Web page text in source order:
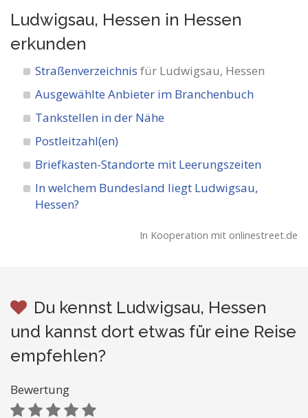
Ludwigsau, Hessen in Hessen
erkunden
Straßenverzeichnis für Ludwigsau, Hessen
Ausgewählte Anbieter im Branchenbuch
Tankstellen in der Nähe
Postleitzahl(en)
Briefkasten-Standorte mit Leerungszeiten
In welchem Bundesland liegt Ludwigsau,
Hessen?
In Kooperation mit onlinestreet.de
Du kennst Ludwigsau, Hessen
und kannst dort etwas für eine Reise
empfehlen?
Bewertung